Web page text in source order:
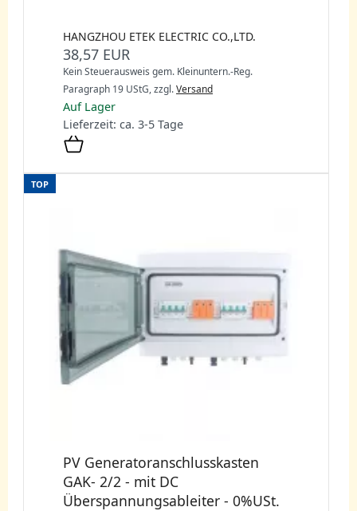
HANGZHOU ETEK ELECTRIC CO.,LTD.
38,57 EUR
Kein Steuerausweis gem. Kleinuntern.-Reg.
Paragraph 19 UStG,zzgl.Versand
Auf Lager
Lieferzeit: ca. 3-5 Tage
TOP
PV Generatoranschlusskasten
GAK- 2/2 - mit DC
Überspannungsableiter - 0%USt.